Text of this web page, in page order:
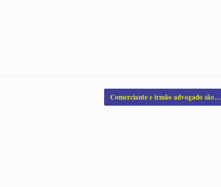
Comerciante e irmão advogado são…